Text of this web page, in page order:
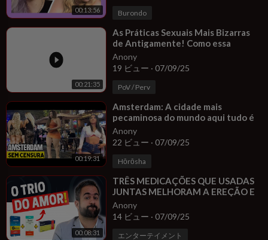
00:13:56 Burondo
00:21:35
⁣As Práticas Sexuais Mais Bizarras
de Antigamente! Como essa
história que era feia
Anony
19 ビュー · 07/09/25
PoV / Perv
00:19:31
⁣Amsterdam: A cidade mais
pecaminosa do mundo aqui tudo é
permitido
Anony
22 ビュー · 07/09/25
Hōrōsha
00:08:31
⁣TRÊS MEDICAÇÕES QUE USADAS
JUNTAS MELHORAM A EREÇÃO E
A LIBIDO E FAZ VOCE DURAR MAIS
NA CAMA!
Anony
14 ビュー · 07/09/25
エンターテイメント